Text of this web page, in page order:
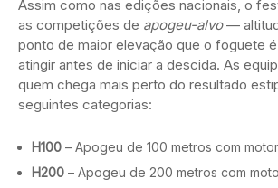
Assim como nas edições nacionais, o
as competições de apogeu-alvo—
ponto de maior elevação que o foguete
atingir antes de iniciar a descida. As
quem chega mais perto do resultado
seguintes categorias:
H100 – Apogeu de 100 metros com
H200 – Apogeu de 200 metros com